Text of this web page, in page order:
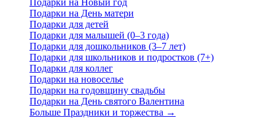
Подарки на Новый год
Подарки на День матери
Подарки для детей
Подарки для малышей (0–3 года)
Подарки для дошкольников (3–7 лет)
Подарки для школьников и подростков (7+)
Подарки для коллег
Подарки на новоселье
Подарки на годовщину свадьбы
Подарки на День святого Валентина
Больше Праздники и торжества →